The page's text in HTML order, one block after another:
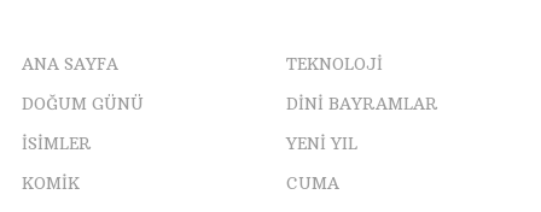
ANA SAYFA
DOĞUM GÜNÜ
ISIMLER
KOMIK
TEKNOLOJI
DINI BAYRAMLAR
YENI YIL
CUMA